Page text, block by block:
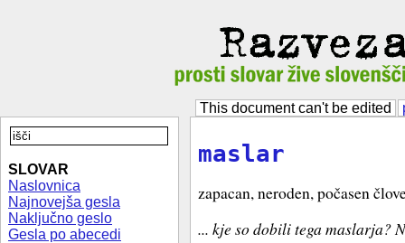
This document can't be edited
SLOVAR
Naslovnica
Najnovejša gesla
Naključno geslo
Gesla po abecedi
maslar
zapacan, neroden, počasen
... kje so dobili tega maslarja?